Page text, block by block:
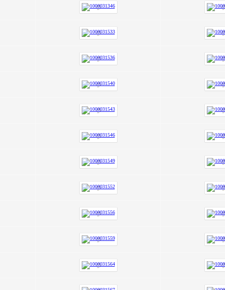
»
Гимназисты стали победителями
творческого онлайн-конкурса «На
Волжских рубежах»